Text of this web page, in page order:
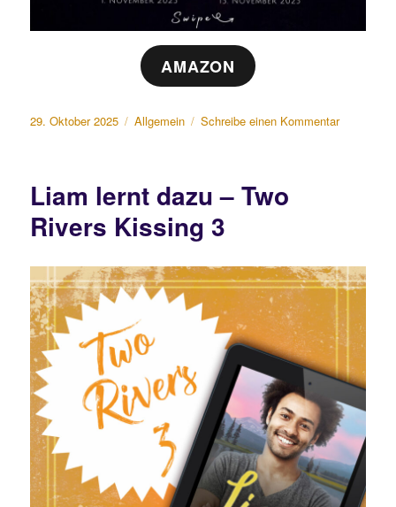
AMAZON
Veröffentlicht
29. Oktober 2025 Kategorien
Allgemein Schreibe einen Kommentarzu
Liam lernt dazu – Two
Rivers Kissing 3